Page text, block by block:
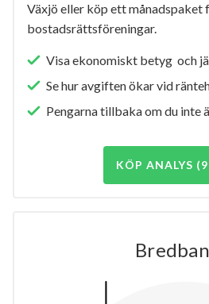
Växjö eller köp ett
bostadsrättsföreningar.
Visa ekonomiskt betyg och
Se hur avgiften ökar vid
Pengarna tillbaka om du inte
KÖP ANALYS